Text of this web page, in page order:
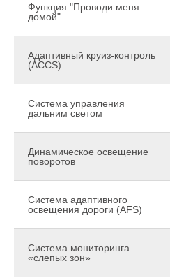
Функция "Проводи меня
домой"
Адаптивный круиз-контроль
(ACCS)
Система управления
дальним светом
Динамическое освещение
поворотов
Система адаптивного
освещения дороги (AFS)
Система мониторинга
«слепых зон»